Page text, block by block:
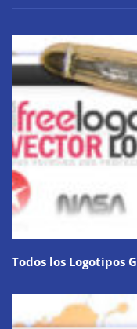
Todos los Logotipos